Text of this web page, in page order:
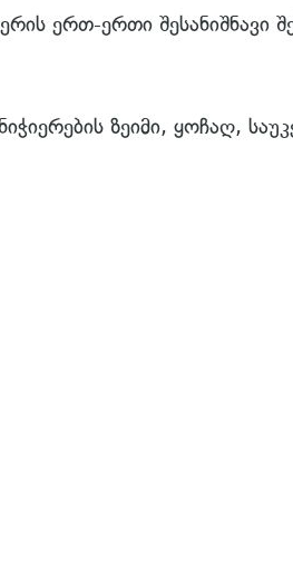
ერთ-ერთი შესანიშნავი
ზეიმი, ყოჩაღ,